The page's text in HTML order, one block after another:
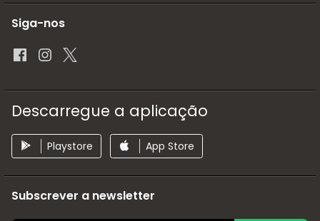
Siga-nos
Descarregue a aplicação
Playstore App Store
Subscrever a newsletter